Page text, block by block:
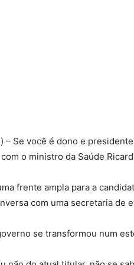
) – Se você é dono e
o ministro da Saúde
frente ampla para a
com uma secretaria de
se transformou num